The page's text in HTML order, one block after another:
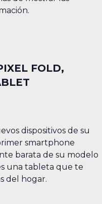
FOLD,
dispositivos de su
smartphone
barata de su modelo
una tableta que te
del hogar.